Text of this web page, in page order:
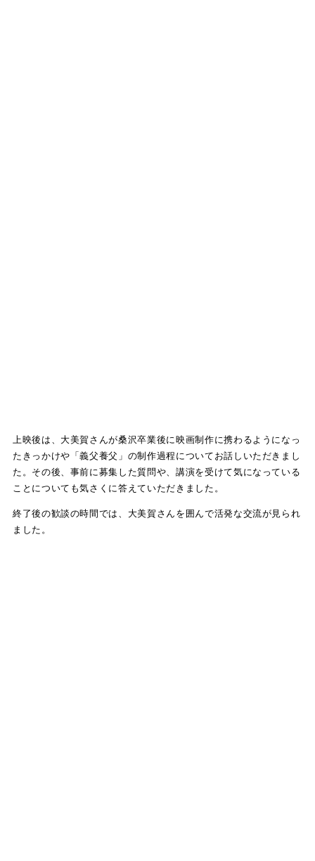
上映後は、大美賀さんが桑沢卒業後に映画制作に携わるようになっ
たきっかけや「義父養父」の制作過程についてお話しいただきまし
た。その後、事前に募集した質問や、講演を受けて気になっている
ことについても気さくに答えていただきました。
終了後の歓談の時間では、大美賀さんを囲んで活発な交流が見られ
ました。